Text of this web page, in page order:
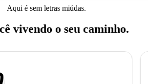
Aqui é sem letras miúdas.
vivendo o seu caminho.